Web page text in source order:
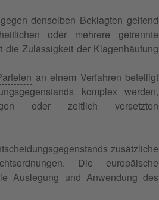
denselben Beklagten geltend
oder mehrere getrennte
die Zulässigkeit der Klagenhäufung
an einem Verfahren beteiligt
komplex werden,
oder zeitlich versetzten
zusätzliche
Die europäische
Auslegung und Anwendung des